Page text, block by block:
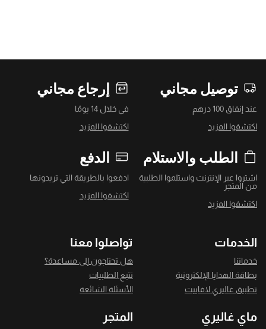
توصيل مجاني
عند إنفاق 100 درهم
اكتشفوا المزيد
إرجاع مجاني
في خلال 14 يومًا
اكتشفوا المزيد
الطلب والاستلام
اشتروا عبر الإنترنت واستلموا الطلبية
من المتجر
اكتشفوا المزيد
الدفع
ادفعوا بالطريقة التي تريدونها
اكتشفوا المزيد
الخدمات
خدماتنا
بطاقة الهدايا الإلكترونية
تطبيق غاليري لافاييت
تواصلوا معنا
هل تحتاجون إلى مساعدة؟
تتبع الطلبيات
الأسئلة الشائعة
ماي غاليري المتجر